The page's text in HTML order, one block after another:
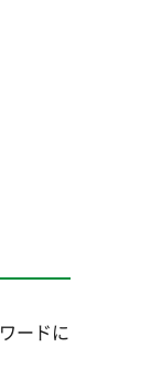
ードに